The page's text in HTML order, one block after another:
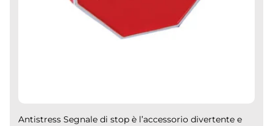
Antistress Segnale di stop è l’accessorio divertente e